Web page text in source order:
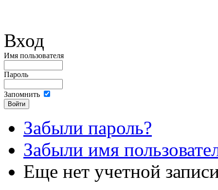
Вход
Имя пользователя
Пароль
Запомнить
Забыли пароль?
Забыли имя
Еще нет учетной